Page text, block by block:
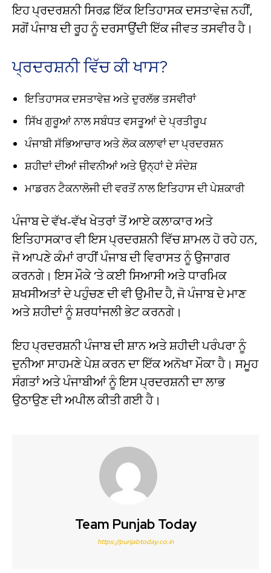
ਇਹ ਪ੍ਰਦਰਸ਼ਨੀ ਸਿਰਫ਼ ਇੱਕ ਇਤਿਹਾਸਕ ਦਸਤਾਵੇਜ਼ ਨਹੀਂ,
ਸਗੋਂ ਪੰਜਾਬ ਦੀ ਰੂਹ ਨੂੰ ਦਰਸਾਉਂਦੀ ਇੱਕ ਜੀਵਤ ਤਸਵੀਰ ਹੈ।
ਪ੍ਰਦਰਸ਼ਨੀ ਵਿੱਚ ਕੀ ਖਾਸ?
ਇਤਿਹਾਸਕ ਦਸਤਾਵੇਜ਼ ਅਤੇ ਦੁਰਲੱਭ ਤਸਵੀਰਾਂ
ਸਿੱਖ ਗੁਰੂਆਂ ਨਾਲ ਸਬੰਧਤ ਵਸਤੂਆਂ ਦੇ ਪ੍ਰਤੀਰੂਪ
ਪੰਜਾਬੀ ਸੱਭਿਆਚਾਰ ਅਤੇ ਲੋਕ ਕਲਾਵਾਂ ਦਾ ਪ੍ਰਦਰਸ਼ਨ
ਸ਼ਹੀਦਾਂ ਦੀਆਂ ਜੀਵਨੀਆਂ ਅਤੇ ਉਨ੍ਹਾਂ ਦੇ ਸੰਦੇਸ਼
ਮਾਡਰਨ ਟੈਕਨਾਲੋਜੀ ਦੀ ਵਰਤੋਂ ਨਾਲ ਇਤਿਹਾਸ ਦੀ ਪੇਸ਼ਕਾਰੀ
ਪੰਜਾਬ ਦੇ ਵੱਖ-ਵੱਖ ਖੇਤਰਾਂ ਤੋਂ ਆਏ ਕਲਾਕਾਰ ਅਤੇ
ਇਤਿਹਾਸਕਾਰ ਵੀ ਇਸ ਪ੍ਰਦਰਸ਼ਨੀ ਵਿੱਚ ਸ਼ਾਮਲ ਹੋ ਰਹੇ ਹਨ,
ਜੋ ਆਪਣੇ ਕੰਮਾਂ ਰਾਹੀਂ ਪੰਜਾਬ ਦੀ ਵਿਰਾਸਤ ਨੂੰ ਉਜਾਗਰ
ਕਰਨਗੇ। ਇਸ ਮੌਕੇ ‘ਤੇ ਕਈ ਸਿਆਸੀ ਅਤੇ ਧਾਰਮਿਕ
ਸ਼ਖਸੀਅਤਾਂ ਦੇ ਪਹੁੰਚਣ ਦੀ ਵੀ ਉਮੀਦ ਹੈ, ਜੋ ਪੰਜਾਬ ਦੇ ਮਾਣ
ਅਤੇ ਸ਼ਹੀਦਾਂ ਨੂੰ ਸ਼ਰਧਾਂਜਲੀ ਭੇਟ ਕਰਨਗੇ।
ਇਹ ਪ੍ਰਦਰਸ਼ਨੀ ਪੰਜਾਬ ਦੀ ਸ਼ਾਨ ਅਤੇ ਸ਼ਹੀਦੀ ਪਰੰਪਰਾ ਨੂੰ
ਦੁਨੀਆ ਸਾਹਮਣੇ ਪੇਸ਼ ਕਰਨ ਦਾ ਇੱਕ ਅਨੋਖਾ ਮੌਕਾ ਹੈ। ਸਮੂਹ
ਸੰਗਤਾਂ ਅਤੇ ਪੰਜਾਬੀਆਂ ਨੂੰ ਇਸ ਪ੍ਰਦਰਸ਼ਨੀ ਦਾ ਲਾਭ
ਉਠਾਉਣ ਦੀ ਅਪੀਲ ਕੀਤੀ ਗਈ ਹੈ।
Team Punjab Today
https://punjabtoday.co.in